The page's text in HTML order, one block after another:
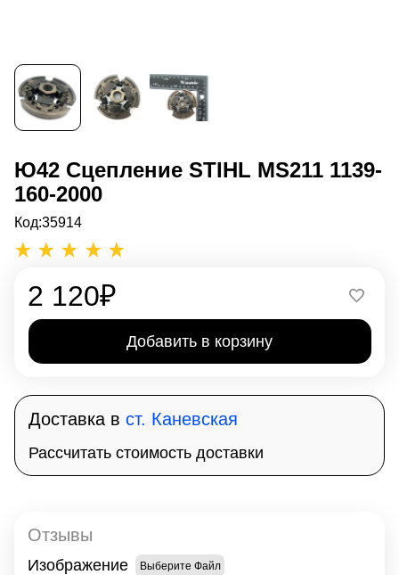
Ю42 Сцепление STIHL MS211 1139-
160-2000
Код:35914
2 120₽
Добавить в корзину
Доставка в ст. Каневская
Рассчитать стоимость доставки
Отзывы
Изображение Выберите Файл